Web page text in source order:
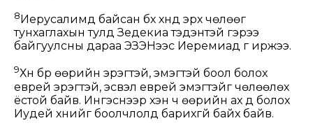
8 Иерусалимд байсан бүх хүнд эрх чөлөөг
тунхаглахын тулд Зедекиа тэдэнтэй гэрээ
байгуулсны дараа ЭЗЭНээс Иеремиад үг иржээ.
9Хүн бүр өөрийн эрэгтэй, эмэгтэй боол болох
еврей эрэгтэй, эсвэл еврей эмэгтэйг чөлөөлөх
ёстой байв. Ингэснээр хэн ч өөрийн ах дүү болох
Иудей хүнийг боолчлолд барихгүй байх байв.